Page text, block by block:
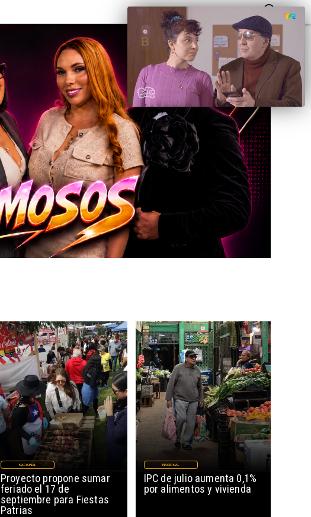
Proyecto propone sumar
feriado el 17 de
septiembre para Fiestas
Patrias
NACIONAL
IPC de julio aumenta 0,1%
por alimentos y vivienda
NACIONAL